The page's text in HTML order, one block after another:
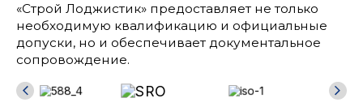
«Строй Лоджистик» предоставляет не только
необходимую квалификацию и официальные
допуски, но и обеспечивает документальное
сопровождение.